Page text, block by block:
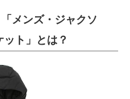
メンズ・ジャクソ
ト」とは？